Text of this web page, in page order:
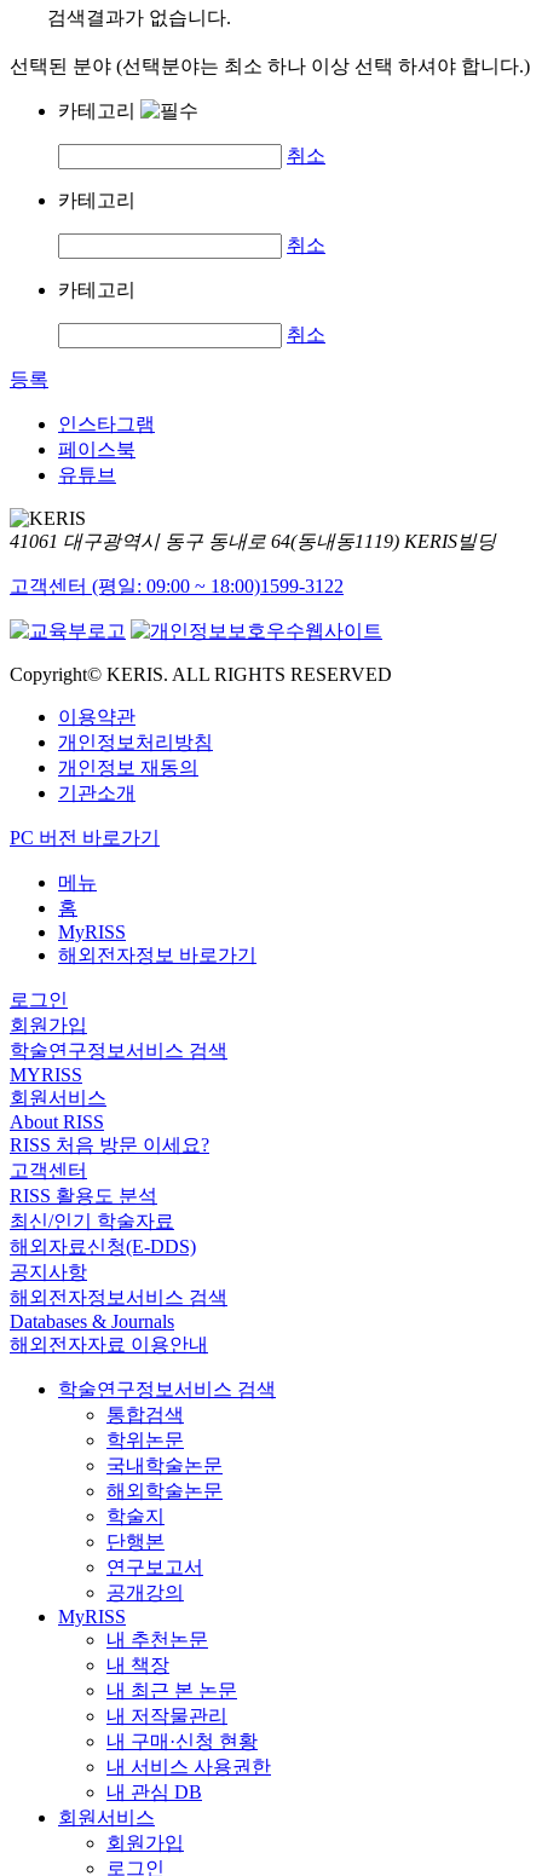
검색결과가 없습니다.
선택된 분야 (선택분야는 최소 하나 이상 선택 하셔야 합니다.)
카테고리
취소
카테고리
취소
카테고리
취소
등록
인스타그램
페이스북
유튜브
41061 대구광역시 동구 동내로 64(동내동1119) KERIS빌딩
고객센터 (평일: 09:00 ~ 18:00)1599-3122
Copyright© KERIS. ALL RIGHTS RESERVED
이용약관
개인정보처리방침
개인정보 재동의
기관소개
PC 버전 바로가기
메뉴
홈
MyRISS
해외전자정보 바로가기
로그인
회원가입
학술연구정보서비스 검색
MYRISS
회원서비스
About RISS
RISS 처음 방문 이세요?
고객센터
RISS 활용도 분석
최신/인기 학술자료
해외자료신청(E-DDS)
공지사항
해외전자정보서비스 검색
Databases & Journals
해외전자자료 이용안내
학술연구정보서비스 검색
통합검색
학위논문
국내학술논문
해외학술논문
학술지
단행본
연구보고서
공개강의
MyRISS
내 추천논문
내 책장
내 최근 본 논문
내 저작물관리
내 구매·신청 현황
내 서비스 사용권한
내 관심 DB
회원서비스
회원가입
로그인